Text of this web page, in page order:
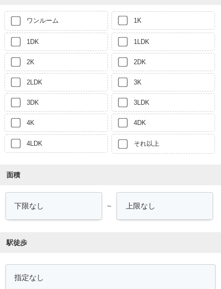
ワンルーム 1K
1DK 1LDK
2K 2DK
2LDK 3K
3DK 3LDK
4K 4DK
4LDK それ以上
面積
～
駅徒歩